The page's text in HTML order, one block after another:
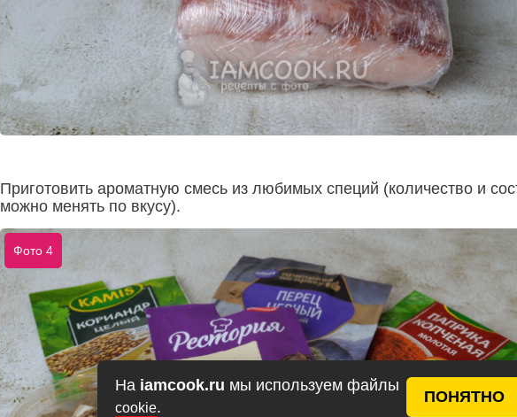
На iamcook.ru мы используем файлы
cookie.
ПОНЯТНО
Приготовить ароматную смесь из любимых специй (количество и
можно менять по вкусу).
Фото 4